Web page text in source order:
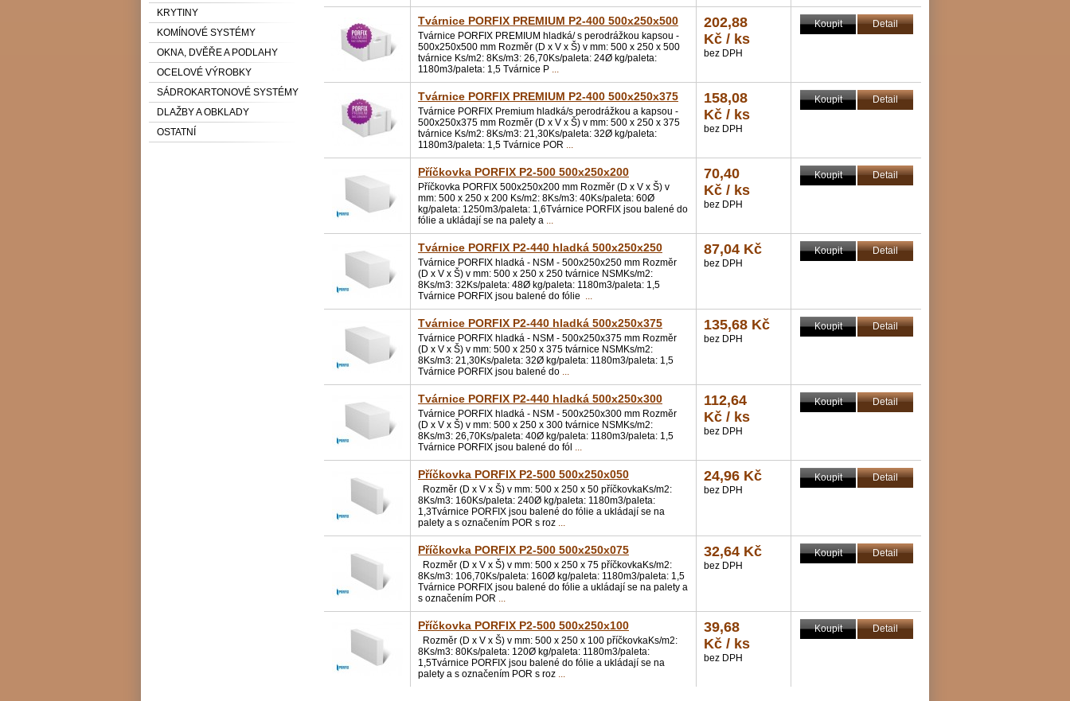
KRYTINY
KOMÍNOVÉ SYSTÉMY
OKNA, DVĚŘE A PODLAHY
OCELOVÉ VÝROBKY
SÁDROKARTONOVÉ SYSTÉMY
DLAŽBY A OBKLADY
OSTATNÍ
Tvárnice PORFIX PREMIUM P2-400 500x250x500
Tvárnice PORFIX PREMIUM hladká/ s perodrážkou kapsou -
500x250x500 mm Rozměr (D x V x Š) v mm: 500 x 250 x 500
tvárnice Ks/m2: 8Ks/m3: 26,70Ks/paleta: 24Ø kg/paleta:
1180m3/paleta: 1,5 Tvárnice P
202,88
Kč / ks
bez DPH
Koupit Detail
Tvárnice PORFIX PREMIUM P2-400 500x250x375
Tvárnice PORFIX Premium hladká/s perodrážkou a kapsou -
500x250x375 mm Rozměr (D x V x Š) v mm: 500 x 250 x 375
tvárnice Ks/m2: 8Ks/m3: 21,30Ks/paleta: 32Ø kg/paleta:
1180m3/paleta: 1,5 Tvárnice POR
158,08
Kč / ks
bez DPH
Koupit Detail
Příčkovka PORFIX P2-500 500x250x200
Příčkovka PORFIX 500x250x200 mm Rozměr (D x V x Š) v
mm: 500 x 250 x 200 Ks/m2: 8Ks/m3: 40Ks/paleta: 60Ø
kg/paleta: 1250m3/paleta: 1,6Tvárnice PORFIX jsou balené do
fólie a ukládají se na palety a
70,40
Kč / ks
bez DPH
Koupit Detail
Tvárnice PORFIX P2-440 hladká 500x250x250
Tvárnice PORFIX hladká - NSM - 500x250x250 mm Rozměr
(D x V x Š) v mm: 500 x 250 x 250 tvárnice NSMKs/m2:
8Ks/m3: 32Ks/paleta: 48Ø kg/paleta: 1180m3/paleta: 1,5
Tvárnice PORFIX jsou balené do fólie
87,04 Kč
bez DPH
Koupit Detail
Tvárnice PORFIX P2-440 hladká 500x250x375
Tvárnice PORFIX hladká - NSM - 500x250x375 mm Rozměr
(D x V x Š) v mm: 500 x 250 x 375 tvárnice NSMKs/m2:
8Ks/m3: 21,30Ks/paleta: 32Ø kg/paleta: 1180m3/paleta: 1,5
Tvárnice PORFIX jsou balené do
135,68 Kč
bez DPH
Koupit Detail
Tvárnice PORFIX P2-440 hladká 500x250x300
Tvárnice PORFIX hladká - NSM - 500x250x300 mm Rozměr
(D x V x Š) v mm: 500 x 250 x 300 tvárnice NSMKs/m2:
8Ks/m3: 26,70Ks/paleta: 40Ø kg/paleta: 1180m3/paleta: 1,5
Tvárnice PORFIX jsou balené do fól
112,64
Kč / ks
bez DPH
Koupit Detail
Příčkovka PORFIX P2-500 500x250x050
Rozměr (D x V x Š) v mm: 500 x 250 x 50 příčkovkaKs/m2:
8Ks/m3: 160Ks/paleta: 240Ø kg/paleta: 1180m3/paleta:
1,3Tvárnice PORFIX jsou balené do fólie a ukládají se na
palety a s označením POR s roz
24,96 Kč
bez DPH
Koupit Detail
Příčkovka PORFIX P2-500 500x250x075
Rozměr (D x V x Š) v mm: 500 x 250 x 75 příčkovkaKs/m2:
8Ks/m3: 106,70Ks/paleta: 160Ø kg/paleta: 1180m3/paleta: 1,5
Tvárnice PORFIX jsou balené do fólie a ukládají se na palety a
s označením POR
32,64 Kč
bez DPH
Koupit Detail
Příčkovka PORFIX P2-500 500x250x100
Rozměr (D x V x Š) v mm: 500 x 250 x 100 příčkovkaKs/m2:
8Ks/m3: 80Ks/paleta: 120Ø kg/paleta: 1180m3/paleta:
1,5Tvárnice PORFIX jsou balené do fólie a ukládají se na
palety a s označením POR s roz
39,68
Kč / ks
bez DPH
Koupit Detail